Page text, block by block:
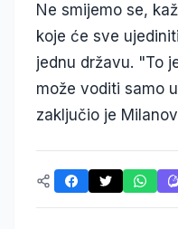
Ne smijemo se,
koje će sve
jednu državu. "To
može voditi samo
zaključio je